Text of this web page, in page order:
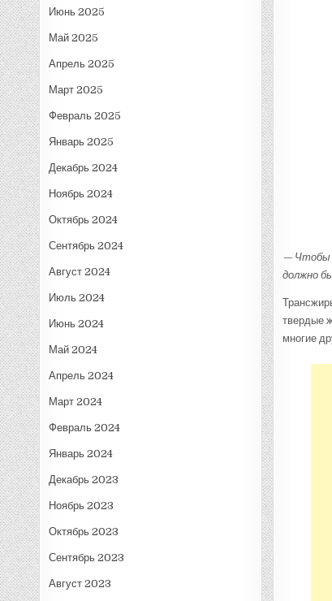
Июнь 2025
Май 2025
Апрель 2025
Март 2025
Февраль 2025
Январь 2025
Декабрь 2024
Ноябрь 2024
Октябрь 2024
Сентябрь 2024
Август 2024
Июль 2024
Июнь 2024
Май 2024
Апрель 2024
Март 2024
Февраль 2024
Январь 2024
Декабрь 2023
Ноябрь 2023
Октябрь 2023
Сентябрь 2023
Август 2023
— Чтобы
должно
твердые
многие